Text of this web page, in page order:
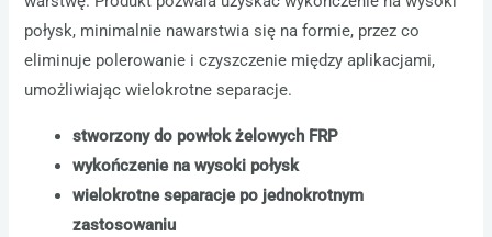
połysk, minimalnie nawarstwia się na formie, przez co
eliminuje polerowanie i czyszczenie między aplikacjami,
umożliwiając wielokrotne separacje.
stworzony do powłok żelowych FRP
wykończenie na wysoki połysk
wielokrotne separacje po jednokrotnym
zastosowaniu